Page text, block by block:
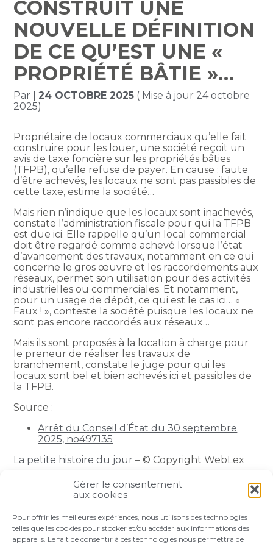
Gérer le consentement
aux cookies
Pour offrir les meilleures expériences, nous utilisons des technologies
telles que les cookies pour stocker et/ou accéder aux informations des
appareils. Le fait de consentir à ces technologies nous permettra de
CONSTRUIT UNE
NOUVELLE DÉFINITION
DE CE QU’EST UNE «
PROPRIÉTÉ BÂTIE »…
Par |24 OCTOBRE 2025 ( Mise à jour 24 octobre
2025)
Propriétaire de locaux commerciaux qu’elle fait
construire pour les louer, une société reçoit un
avis de taxe foncière sur les propriétés bâties
(TFPB), qu’elle refuse de payer. En cause : faute
d’être achevés, les locaux ne sont pas passibles de
cette taxe, estime la société…
Mais rien n’indique que les locaux sont inachevés,
constate l’administration fiscale pour qui la TFPB
est due ici. Elle rappelle qu’un local commercial
doit être regardé comme achevé lorsque l’état
d’avancement des travaux, notamment en ce qui
concerne le gros œuvre et les raccordements aux
réseaux, permet son utilisation pour des activités
industrielles ou commerciales. Et notamment,
pour un usage de dépôt, ce qui est le cas ici… «
Faux ! », conteste la société puisque les locaux ne
sont pas encore raccordés aux réseaux…
Mais ils sont proposés à la location à charge pour
le preneur de réaliser les travaux de
branchement, constate le juge pour qui les
locaux sont bel et bien achevés ici et passibles de
la TFPB.
Source :
Arrêt du Conseil d’État du 30 septembre
2025, no497135
La petite histoire du jour – © Copyright WebLex
FaceBook
TwitterLinkedIn